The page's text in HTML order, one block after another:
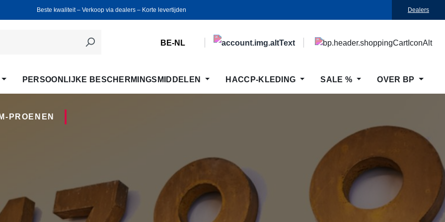
Beste kwaliteit ‒ Verkoop via dealers ‒ Korte levertijden Dealers
BE-NL
PERSOONLIJKE BESCHERMINGSMIDDELEN HACCP-KLEDING SALE % OVER BP
PROENEN